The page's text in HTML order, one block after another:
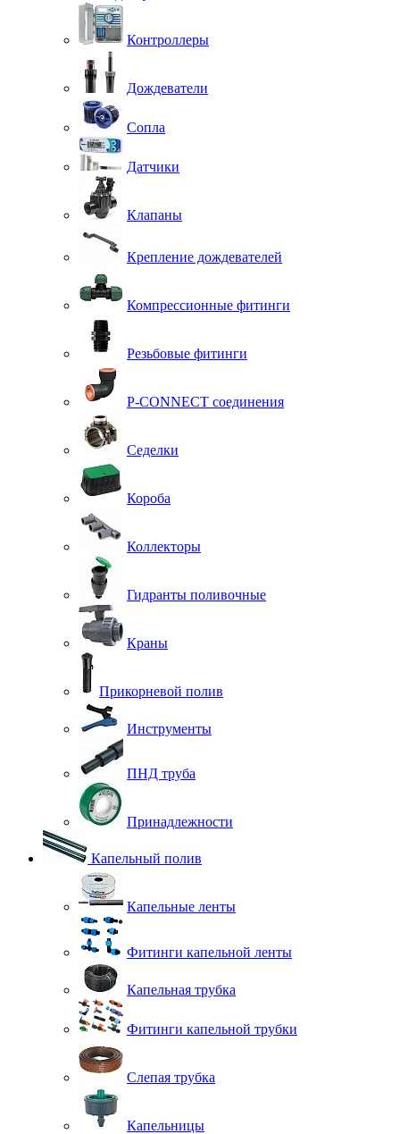
Контроллеры
Дождеватели
Сопла
Датчики
Клапаны
Крепление дождевателей
Компрессионные фитинги
Резьбовые фитинги
P-CONNECT соединения
Седелки
Короба
Коллекторы
Гидранты поливочные
Краны
Прикорневой полив
Инструменты
ПНД труба
Принадлежности
Капельный полив
Капельные ленты
Фитинги капельной ленты
Капельная трубка
Фитинги капельной трубки
Слепая трубка
Капельницы